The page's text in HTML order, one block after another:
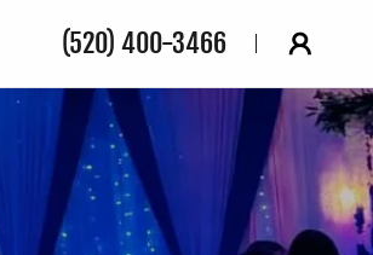
(520) 400-3466